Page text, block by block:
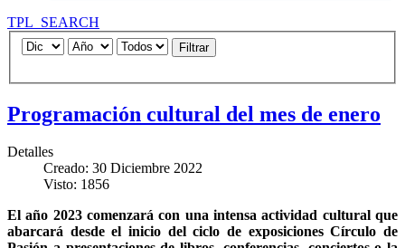
TPL_SEARCH
Filtrar
Programación cultural del mes de enero
Detalles
Creado: 30 Diciembre 2022
Visto: 1856
El año 2023 comenzará con una intensa actividad cultural que
abarcará desde el inicio del ciclo de exposiciones Círculo de